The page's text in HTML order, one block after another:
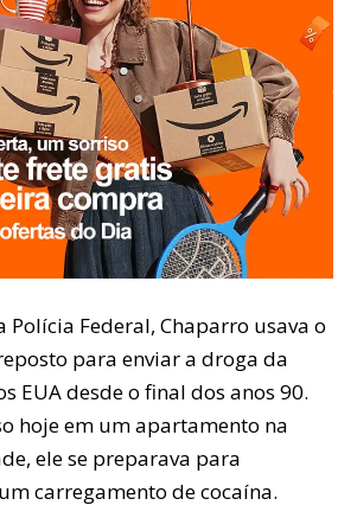
Polícia Federal, Chaparro usava o
para enviar a droga da
EUA desde o final dos anos 90.
hoje em um apartamento na
ele se preparava para
carregamento de cocaína.